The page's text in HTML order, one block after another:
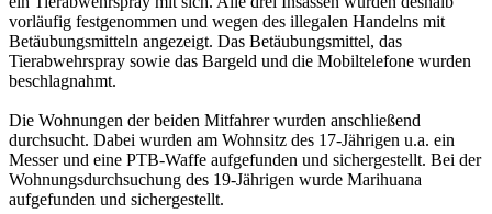
vorläufig festgenommen und wegen des illegalen Handelns mit
Betäubungsmitteln angezeigt. Das Betäubungsmittel, das
Tierabwehrspray sowie das Bargeld und die Mobiltelefone wurden
beschlagnahmt.
Die Wohnungen der beiden Mitfahrer wurden anschließend
durchsucht. Dabei wurden am Wohnsitz des 17-Jährigen u.a. ein
Messer und eine PTB-Waffe aufgefunden und sichergestellt. Bei der
Wohnungsdurchsuchung des 19-Jährigen wurde Marihuana
aufgefunden und sichergestellt.